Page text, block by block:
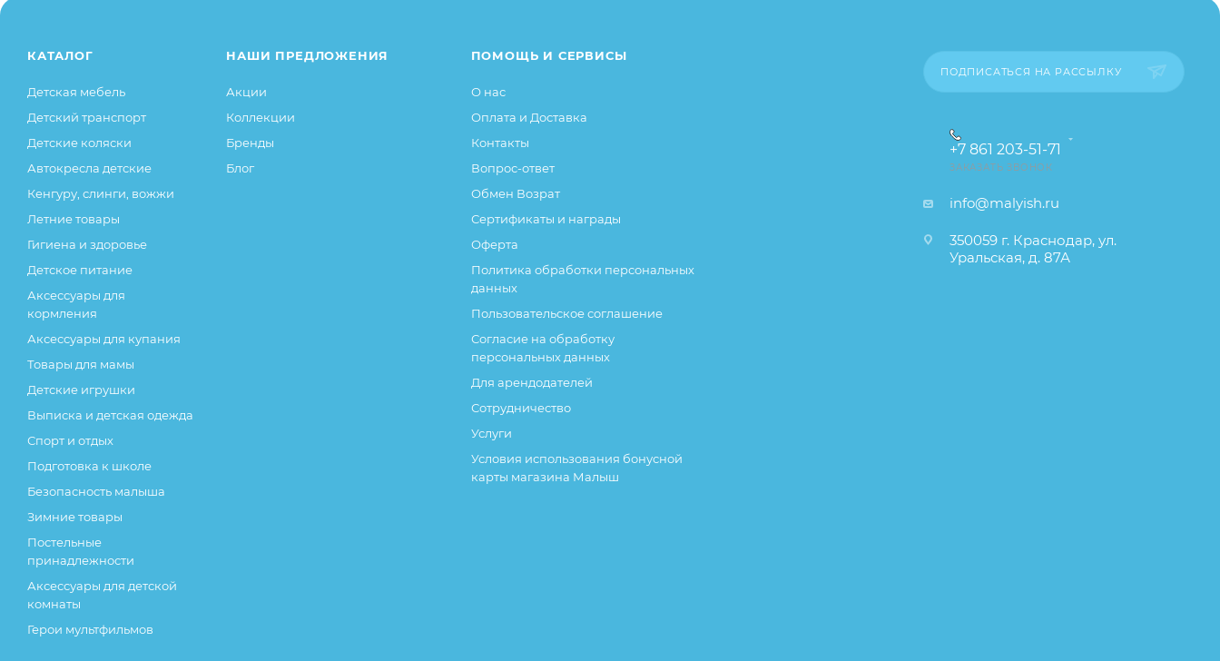
КАТАЛОГ
Детская мебель
Детский транспорт
Детские коляски
Автокресла детские
Кенгуру, слинги, вожжи
Летние товары
Гигиена и здоровье
Детское питание
Аксессуары для
кормления
Аксессуары для купания
Товары для мамы
Детские игрушки
Выписка и детская одежда
Спорт и отдых
Подготовка к школе
Безопасность малыша
Зимние товары
Постельные
принадлежности
Аксессуары для детской
комнаты
Герои мультфильмов
НАШИ ПРЕДЛОЖЕНИЯ
Акции
Коллекции
Бренды
Блог
ПОМОЩЬ И СЕРВИСЫ
О нас
Оплата и Доставка
Контакты
Вопрос-ответ
Обмен Возрат
Сертификаты и награды
Оферта
Политика обработки персональных
данных
Пользовательское соглашение
Согласие на обработку
персональных данных
Для арендодателей
Сотрудничество
Услуги
Условия использования бонусной
карты магазина Малыш
ПОДПИСАТЬСЯ НА РАССЫЛКУ
+7 861 203-51-71
ЗАКАЗАТЬ ЗВОНОК
info@malyish.ru
350059 г. Краснодар, ул.
Уральская, д. 87А